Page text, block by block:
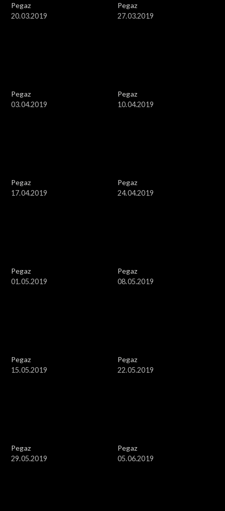
Pegaz
20.03.2019
Pegaz
27.03.2019
Pegaz
03.04.2019
Pegaz
10.04.2019
Pegaz
17.04.2019
Pegaz
24.04.2019
Pegaz
01.05.2019
Pegaz
08.05.2019
Pegaz
15.05.2019
Pegaz
22.05.2019
Pegaz
29.05.2019
Pegaz
05.06.2019